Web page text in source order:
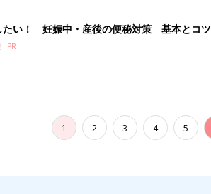
たい！ 妊娠中・産後の便秘対策 基本とコツ
1 2 3 4 5